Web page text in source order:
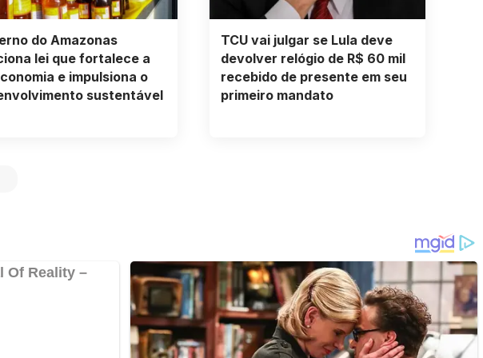
do Amazonas
lei que fortalece a
e impulsiona o
sustentável
TCU vai julgar se Lula deve
devolver relógio de R$ 60 mil
recebido de presente em seu
primeiro mandato